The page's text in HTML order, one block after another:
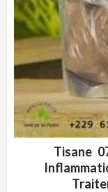
ADD WISHLIST
Tisane